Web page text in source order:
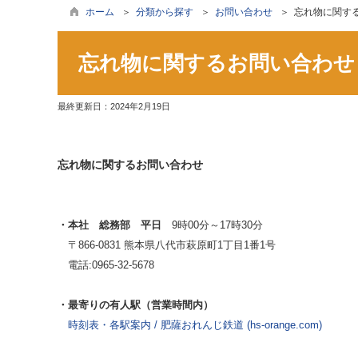
ホーム ＞ 分類から探す ＞ お問い合わせ ＞ 忘れ物に関す
忘れ物に関するお問い合わせ
最終更新日： 2024年2月19日
忘れ物に関するお問い合わせ
・本社 総務部 平日 9時00分～17時30分
〒866-0831 熊本県八代市萩原町1丁目1番1号
電話:0965-32-5678
・最寄りの有人駅（営業時間内）
時刻表・各駅案内 / 肥薩おれんじ鉄道 (hs-orange.com)